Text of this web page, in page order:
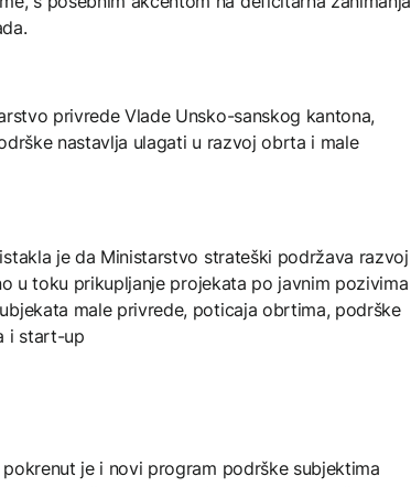
privrede Vlade Unsko-sanskog kantona,
nastavlja ulagati u razvoj obrta i male
je da Ministarstvo strateški podržava razvoj
u toku prikupljanje projekata po javnim pozivima
male privrede, poticaja obrtima, podrške
i start-up
je i novi program podrške subjektima